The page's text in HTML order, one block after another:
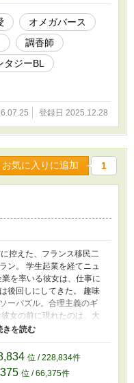
ていた。 そんな折、運命
導く。 出会ったのは、国
ルーク殿下。 香に導か
と民、愛と革命は、静か
最後に選ぶのは、愛か、
香か、それとも毒か。
オメガバース
調香師
タジーBL
登録日 2025.12.28
お気に入りに追加 1
控えた、フランス移民二
ン。 学生起業を経てニュ
を率いる彼女は、仕事に
後回しにしてきた。 趣味
ーパズル。合理主義のギ
女の前に現れたのは、大
誰からも愛され、成功を
ユは否応なく向き合わさ
マ、セカンドバージンと
産リミット。 不倫、不妊
位 / 228,834件
位 / 66,375件